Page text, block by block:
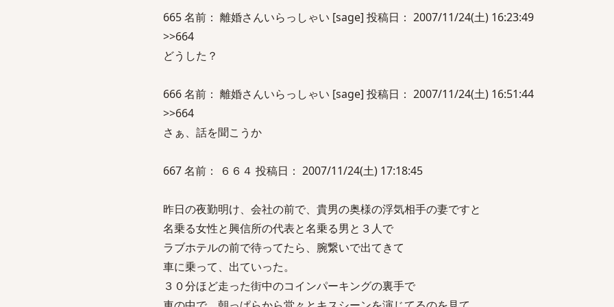
665 名前： 離婚さんいらっしゃい [sage] 投稿日： 2007/11/24(土) 16:23:49
>>664
どうした？
666 名前： 離婚さんいらっしゃい [sage] 投稿日： 2007/11/24(土) 16:51:44
>>664
さぁ、話を聞こうか
667 名前： ６６４ 投稿日： 2007/11/24(土) 17:18:45
昨日の夜勤明け、会社の前で、貴男の奥様の浮気相手の妻ですと
名乗る女性と興信所の代表と名乗る男と３人で
ラブホテルの前で待ってたら、腕繋いで出てきて
車に乗って、出ていった。
３０分ほど走った街中のコインパーキングの裏手で